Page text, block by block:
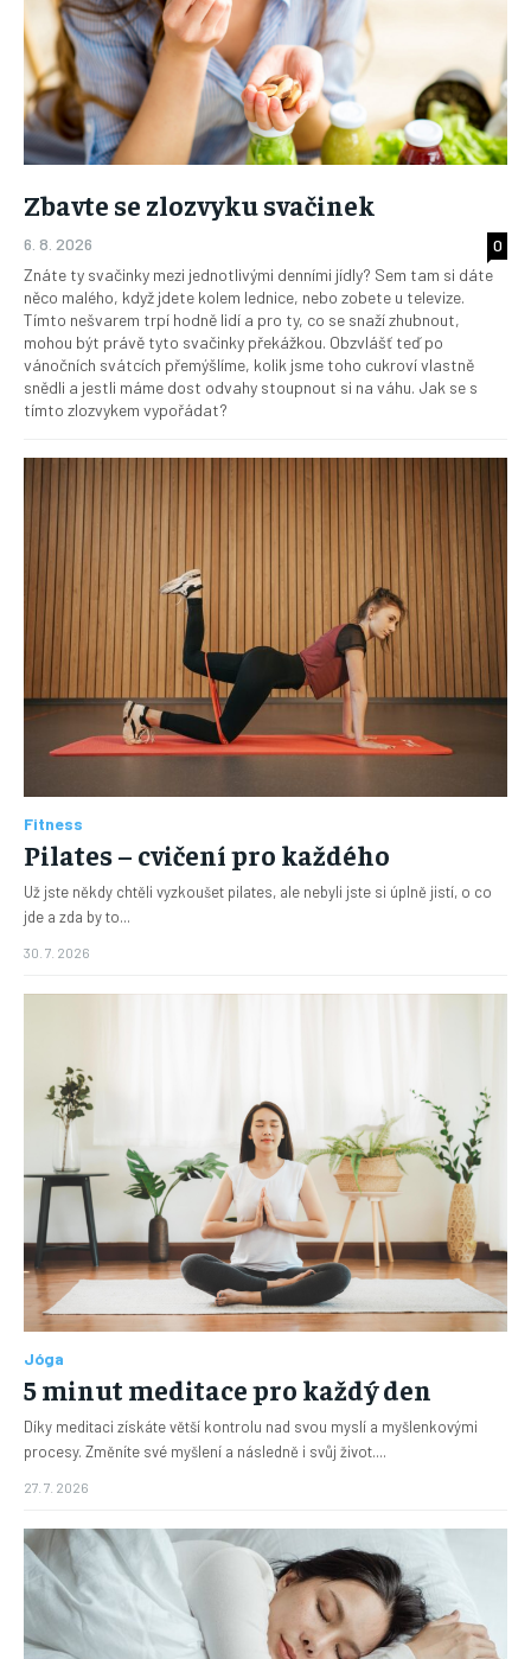
Zbavte se zlozvyku svačinek
6. 8. 2026
0
Znáte ty svačinky mezi jednotlivými denními jídly? Sem tam si dáte
něco malého, když jdete kolem lednice, nebo zobete u televize.
Tímto nešvarem trpí hodně lidí a pro ty, co se snaží zhubnout,
mohou být právě tyto svačinky překážkou. Obzvlášť teď po
vánočních svátcích přemýšlíme, kolik jsme toho cukroví vlastně
snědli a jestli máme dost odvahy stoupnout si na váhu. Jak se s
tímto zlozvykem vypořádat?
Fitness
Pilates – cvičení pro každého
Už jste někdy chtěli vyzkoušet pilates, ale nebyli jste si úplně jistí, o co
jde a zda by to...
30. 7. 2026
Jóga
5 minut meditace pro každý den
Díky meditaci získáte větší kontrolu nad svou myslí a myšlenkovými
procesy. Změníte své myšlení a následně i svůj život....
27. 7. 2026